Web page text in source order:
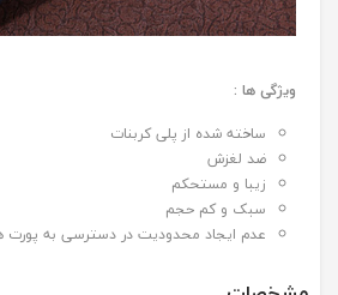
ویژگی ها :
ساخته شده از پلی کربنات
ضد لغزش
زیبا و مستحکم
سبک و کم حجم
عدم ایجاد محدودیت در دسترسی به پورت